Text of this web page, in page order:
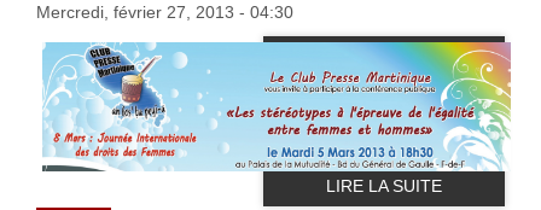
Mercredi, février 27, 2013 - 04:30
LIRE LA SUITE